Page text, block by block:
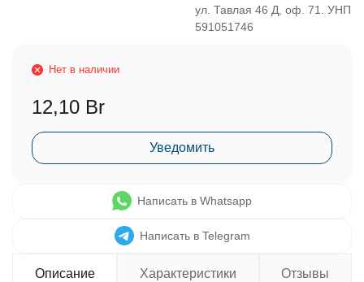
ул. Тавлая 46 Д, оф. 71. УНП
591051746
Нет в наличии
12,10 Br
Уведомить
Написать в Whatsapp
Написать в Telegram
Описание Характеристики Отзывы